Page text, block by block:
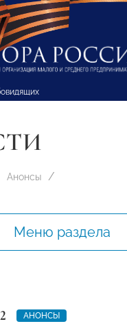
Анонсы
Меню раздела
АНОНСЫ